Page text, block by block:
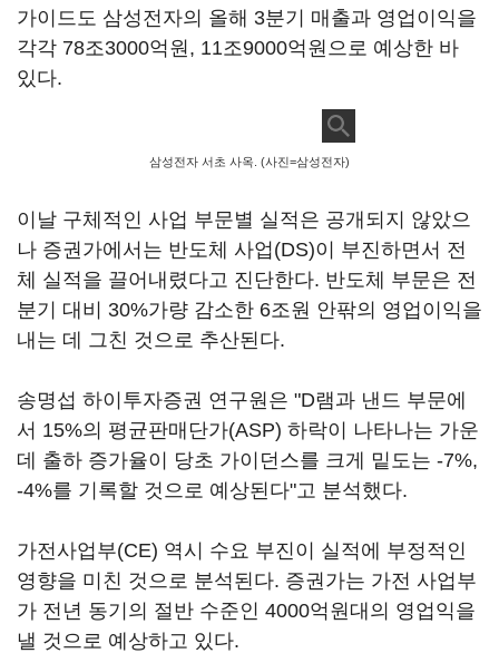
가이드도 삼성전자의 올해 3분기 매출과 영업이익을
각각 78조3000억원, 11조9000억원으로 예상한 바
있다.
삼성전자 서초 사옥. (사진=삼성전자)
이날 구체적인 사업 부문별 실적은 공개되지 않았으
나 증권가에서는 반도체 사업(DS)이 부진하면서 전
체 실적을 끌어내렸다고 진단한다. 반도체 부문은 전
분기 대비 30%가량 감소한 6조원 안팎의 영업이익을
내는 데 그친 것으로 추산된다.
송명섭 하이투자증권 연구원은 "D램과 낸드 부문에
서 15%의 평균판매단가(ASP) 하락이 나타나는 가운
데 출하 증가율이 당초 가이던스를 크게 밑도는 -7%,
-4%를 기록할 것으로 예상된다"고 분석했다.
가전사업부(CE) 역시 수요 부진이 실적에 부정적인
영향을 미친 것으로 분석된다. 증권가는 가전 사업부
가 전년 동기의 절반 수준인 4000억원대의 영업익을
낼 것으로 예상하고 있다.